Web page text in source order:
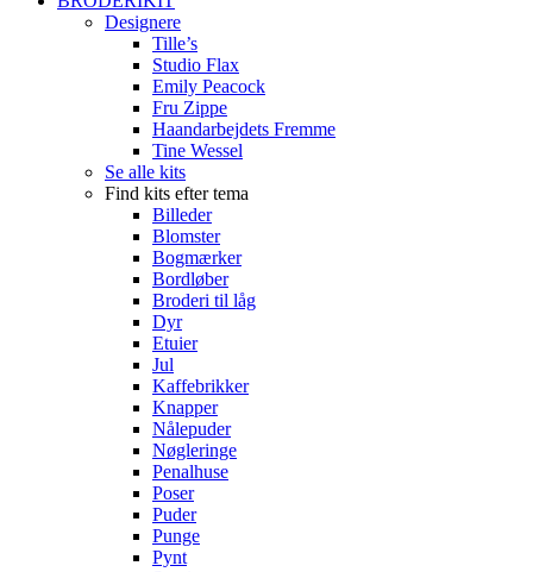
Designere
Tille’s
Studio Flax
Emily Peacock
Fru Zippe
Haandarbejdets Fremme
Tine Wessel
Se alle kits
Find kits efter tema
Billeder
Blomster
Bogmærker
Bordløber
Broderi til låg
Dyr
Etuier
Jul
Kaffebrikker
Knapper
Nålepuder
Nøgleringe
Penalhuse
Poser
Puder
Punge
Pynt